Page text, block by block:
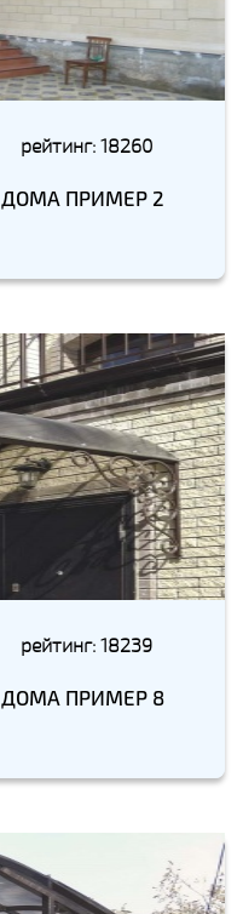
рейтинг: 18260
ПРИМЕР 2
рейтинг: 18239
ПРИМЕР 8